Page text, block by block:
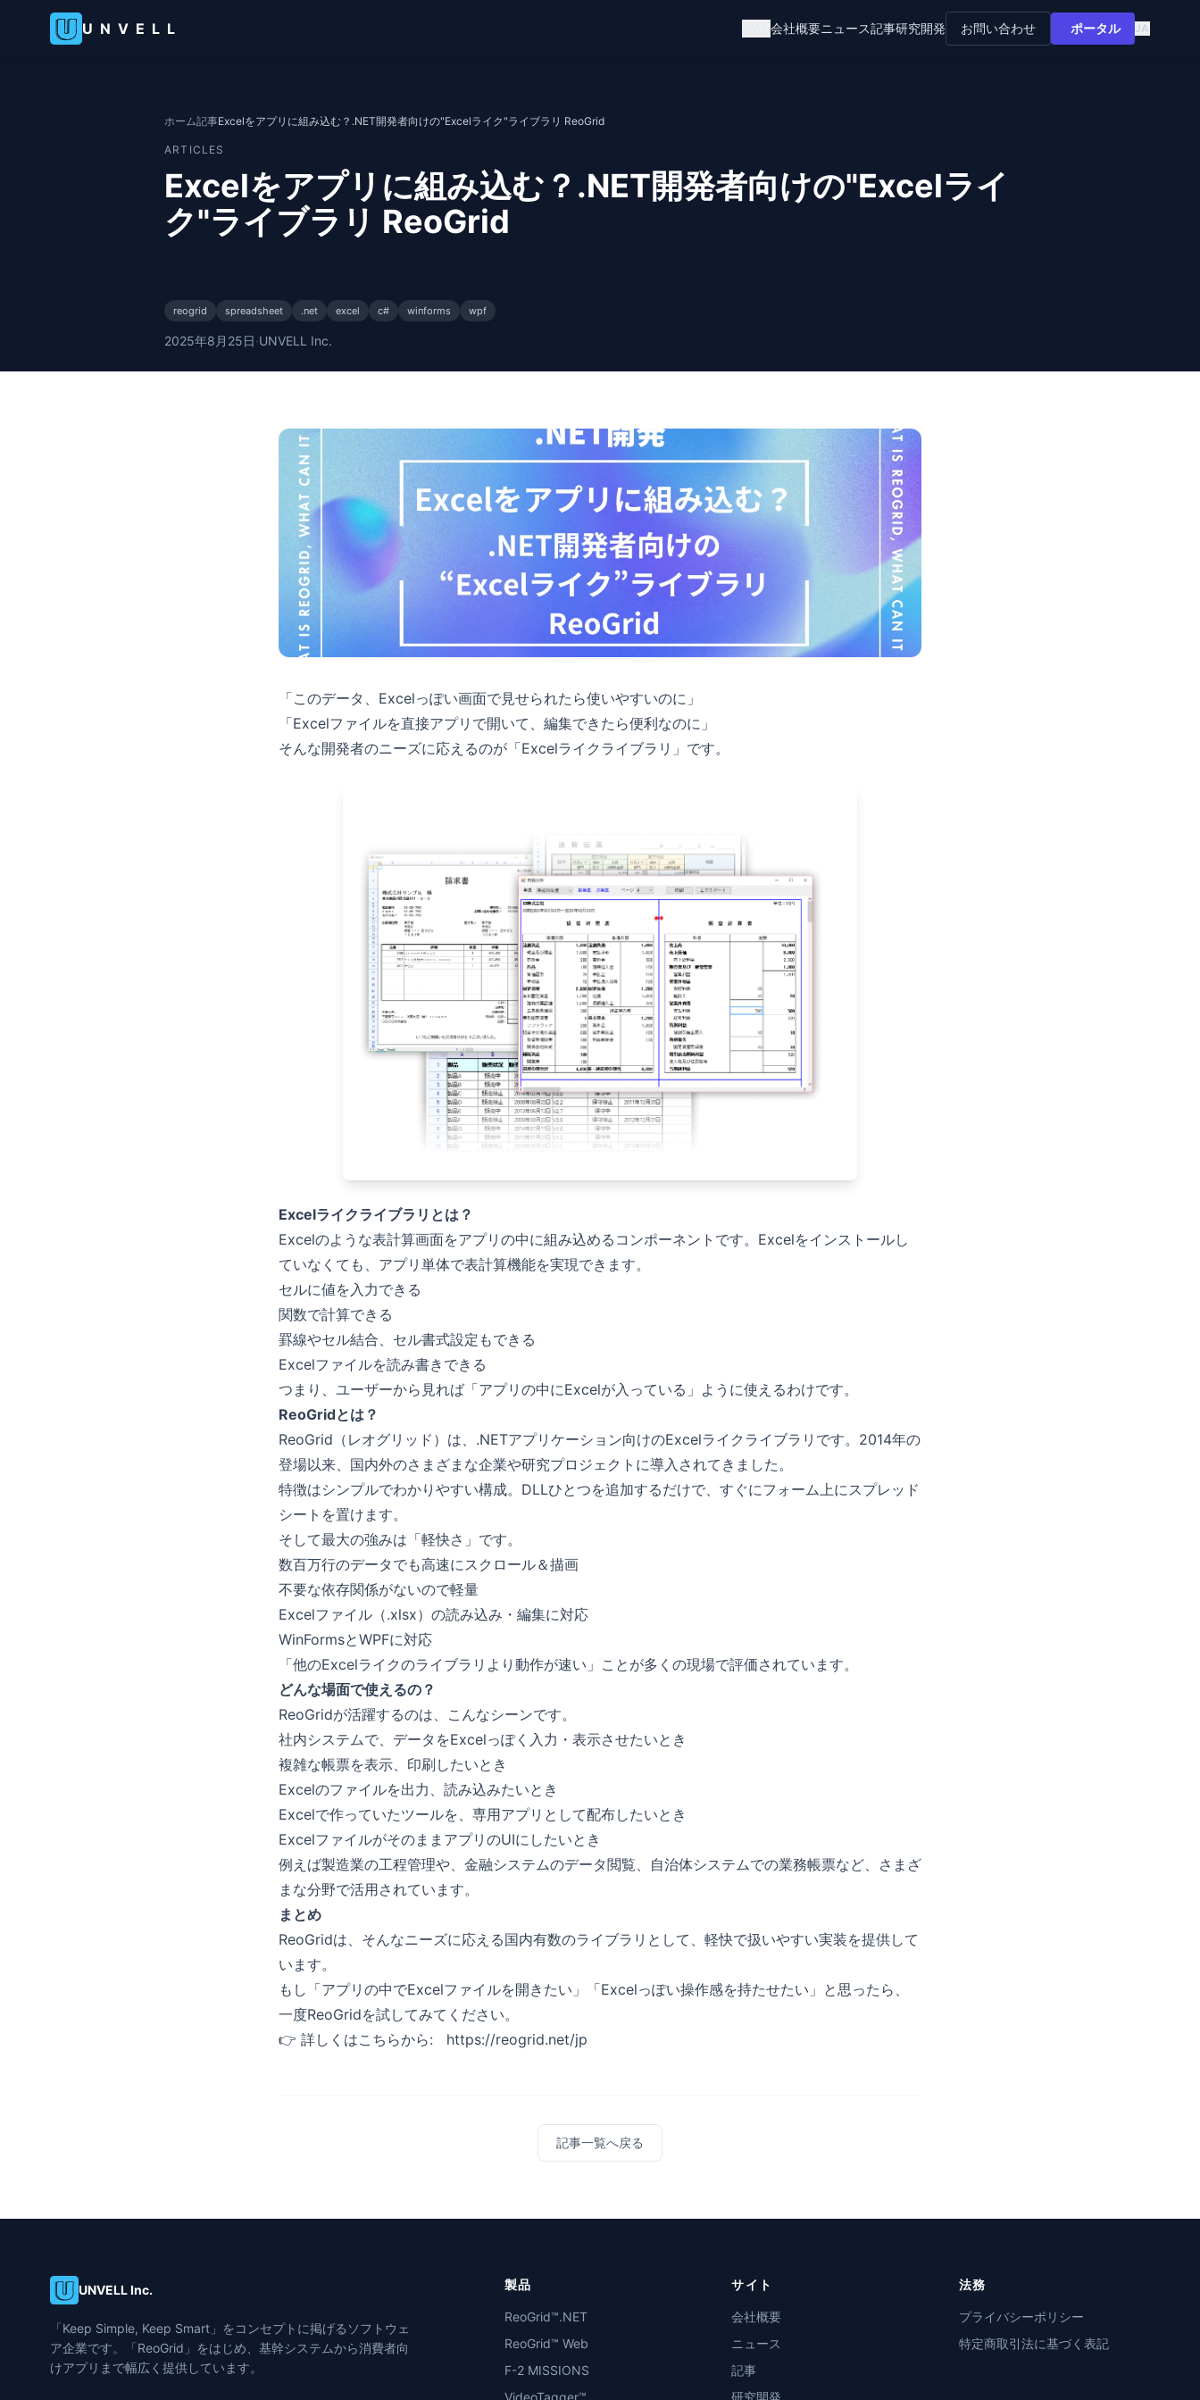
UNVELL 会社概要ニュース記事研究開発 お問い合わせ ポータル JA
ホーム記事Excelをアプリに組み込む？.NET開発者向けの"Excelライク"ライブラリ ReoGrid
ARTICLES
Excelをアプリに組み込む？.NET開発者向けの"Excelライ
ク"ライブラリ ReoGrid
reogrid spreadsheet .net excel c# winforms wpf
2025年8月25日·UNVELL Inc.
「このデータ、Excelっぽい画面で見せられたら使いやすいのに」
「Excelファイルを直接アプリで開いて、編集できたら便利なのに」
そんな開発者のニーズに応えるのが「Excelライクライブラリ」です。
Excelライクライブラリとは？
Excelのような表計算画面をアプリの中に組み込めるコンポーネントです。Excelをインストールし
ていなくても、アプリ単体で表計算機能を実現できます。
セルに値を入力できる
関数で計算できる
罫線やセル結合、セル書式設定もできる
Excelファイルを読み書きできる
つまり、ユーザーから見れば「アプリの中にExcelが入っている」ように使えるわけです。
ReoGridとは？
ReoGrid（レオグリッド）は、.NETアプリケーション向けのExcelライクライブラリです。2014年の
登場以来、国内外のさまざまな企業や研究プロジェクトに導入されてきました。
特徴はシンプルでわかりやすい構成。DLLひとつを追加するだけで、すぐにフォーム上にスプレッド
シートを置けます。
そして最大の強みは「軽快さ」です。
数百万行のデータでも高速にスクロール＆描画
不要な依存関係がないので軽量
Excelファイル（.xlsx）の読み込み・編集に対応
WinFormsとWPFに対応
「他のExcelライクのライブラリより動作が速い」ことが多くの現場で評価されています。
どんな場面で使えるの？
ReoGridが活躍するのは、こんなシーンです。
社内システムで、データをExcelっぽく入力・表示させたいとき
複雑な帳票を表示、印刷したいとき
Excelのファイルを出力、読み込みたいとき
Excelで作っていたツールを、専用アプリとして配布したいとき
ExcelファイルがそのままアプリのUIにしたいとき
例えば製造業の工程管理や、金融システムのデータ閲覧、自治体システムでの業務帳票など、さまざ
まな分野で活用されています。
まとめ
ReoGridは、そんなニーズに応える国内有数のライブラリとして、軽快で扱いやすい実装を提供して
います。
もし「アプリの中でExcelファイルを開きたい」「Excelっぽい操作感を持たせたい」と思ったら、
一度ReoGridを試してみてください。
👉 詳しくはこちらから:
https://reogrid.net/jp
記事一覧へ戻る
UNVELL Inc.
「Keep Simple, Keep Smart」をコンセプトに掲げるソフトウェ
ア企業です。「ReoGrid」をはじめ、基幹システムから消費者向
けアプリまで幅広く提供しています。
製品
ReoGrid™.NET
ReoGrid™ Web
F-2 MISSIONS
VideoTagger™
サイト
会社概要
ニュース
記事
研究開発
法務
プライバシーポリシー
特定商取引法に基づく表記